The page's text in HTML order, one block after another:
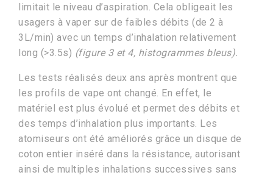
limitait le niveau d’aspiration. Cela obligeait les
usagers à vaper sur de faibles débits (de 2 à
3L/min) avec un temps d’inhalation relativement
long (>3.5s) (figure 3 et 4, histogrammes bleus).
Les tests réalisés deux ans après montrent que
les profils de vape ont changé. En effet, le
matériel est plus évolué et permet des débits et
des temps d’inhalation plus importants. Les
atomiseurs ont été améliorés grâce un disque de
coton entier inséré dans la résistance, autorisant
ainsi de multiples inhalations successives sans